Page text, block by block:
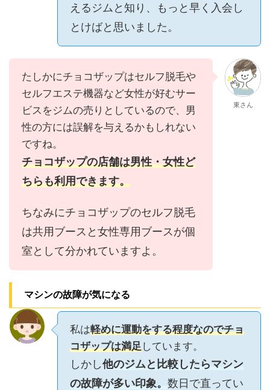
えるジムと知り、もっと早く入会し
とけばと思いました。
たしかにチョコザップはセルフ脱毛や
セルフエステ機器など女性が好むサー
ビスをジムの売りとしているので、男
性の方には誤解を与えるかもしれない
ですね。
チョコザップの店舗は男性・女性ど
ちらも利用できます。
ちなみにチョコザップのセルフ脱毛
は共用ブースと女性専用ブースが個
室として分かれていますよ。
東さん
マシンの故障が気になる
私は軽めに運動をする程度なのでチョ
コザップは満足しています。
しかし他のジムと比較したらマシン
の故障が多い印象。 数日で直ってい